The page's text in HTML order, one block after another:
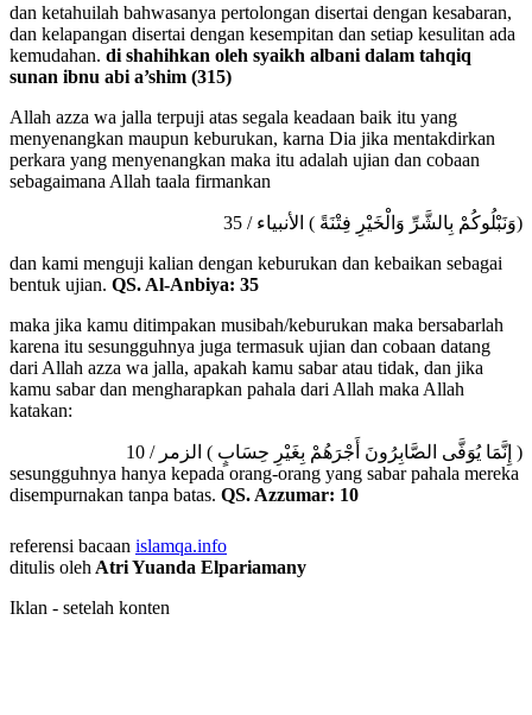
dan ketahuilah bahwasanya pertolongan disertai dengan kesabaran,
dan kelapangan disertai dengan kesempitan dan setiap kesulitan ada
kemudahan. di shahihkan oleh syaikh albani dalam tahqiq
sunan ibnu abi a’shim (315)
Allah azza wa jalla terpuji atas segala keadaan baik itu yang
menyenangkan maupun keburukan, karna Dia jika mentakdirkan
perkara yang menyenangkan maka itu adalah ujian dan cobaan
sebagaimana Allah taala firmankan
(وَنَبْلُوكُمْ بِالشَّرِّ وَالْخَيْرِ فِتْنَةً ) الأنبياء / 35
dan kami menguji kalian dengan keburukan dan kebaikan sebagai
bentuk ujian. QS. Al-Anbiya: 35
maka jika kamu ditimpakan musibah/keburukan maka bersabarlah
karena itu sesungguhnya juga termasuk ujian dan cobaan datang
dari Allah azza wa jalla, apakah kamu sabar atau tidak, dan jika
kamu sabar dan mengharapkan pahala dari Allah maka Allah
katakan:
( إِنَّمَا يُوَفَّى الصَّابِرُونَ أَجْرَهُمْ بِغَيْرِ حِسَابٍ ) الزمر / 10
sesungguhnya hanya kepada orang-orang yang sabar pahala mereka
disempurnakan tanpa batas. QS. Azzumar: 10
referensi bacaan islamqa.info
ditulis oleh Atri Yuanda Elpariamany
Iklan - setelah konten